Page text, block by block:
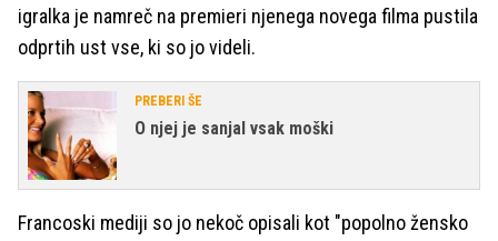
igralka je namreč na premieri njenega novega filma pustila
odprtih ust vse, ki so jo videli.
PREBERI ŠE
O njej je sanjal vsak moški
Francoski mediji so jo nekoč opisali kot "popolno žensko